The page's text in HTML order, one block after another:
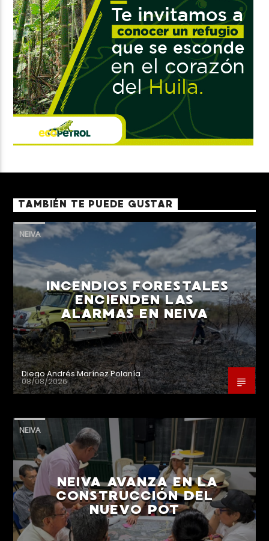
TAMBIÉN TE PUEDE GUSTAR
NEIVA
INCENDIOS FORESTALES
ENCIENDEN LAS
ALARMAS EN NEIVA
Diego Andrés Marínez Polanía
08/08/2026
NEIVA
NEIVA AVANZA EN LA
CONSTRUCCIÓN DEL
NUEVO POT